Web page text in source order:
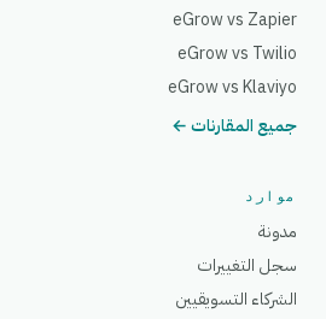
eGrow vs Zapier
eGrow vs Twilio
eGrow vs Klaviyo
جميع المقارنات ←
موارد
مدونة
سجل التغييرات
الشركاء التسويقيين